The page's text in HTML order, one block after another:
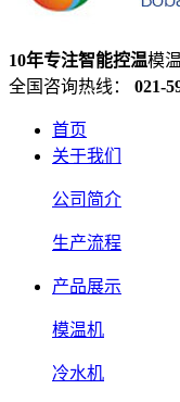
10年专注智能控温模
全国咨询热线： 021-
首页
关于我们
公司简介
生产流程
产品展示
模温机
冷水机